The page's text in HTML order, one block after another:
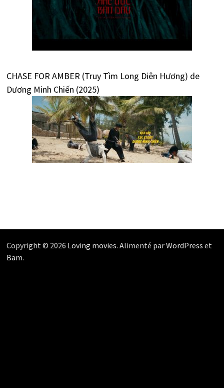
CHASE FOR AMBER (Truy Tìm Long Diên Hương) de
Dương Minh Chiến (2025)
Copyright © 2026 Loving movies. Alimenté parWordPress et
Bam.